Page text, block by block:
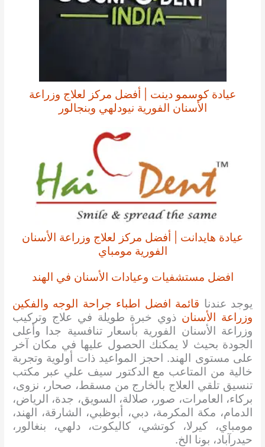
عيادة كوسمو دينت | أفضل مركز لعلاج وزراعة
الأسنان الفورية نيودلهي وبنجالور
عيادة هايدانت | أفضل مركز لعلاج وزراعة الأسنان
الفورية مومباي
افضل مستشفيات وعيادات الأسنان في الهند
يوجد عندنا قائمة افضل اطباء جراحة الوجه والفكين
وزراعة الأسنان ذوي خبرة طويلة في علاج وتركيب
وزراعة الأسنان الفورية بأسعار تنافسية جدا وأعلى
الجودة بحيث لا يمكنك الحصول عليها في مكان آخر
على مستوى الهند. احجز المواعيد ذات أولوية وتجربة
خالية من المتاعب مع الدكتور سيف علي عبر مكتب
تنسيق تلقي العلاج بالخارج من مسقط، صحار، نزوى،
بركاء، العامرات، صور، صلالة، السويق، جدة، الرياض،
الدمام، مكة المكرمة، دبي، أبوظبي، الشارقة، الهند،
مومباي، كيرلا، كوتشي، كاليكوت، دلهي، بنغالور،
حيدرآباد، بونا الخ.